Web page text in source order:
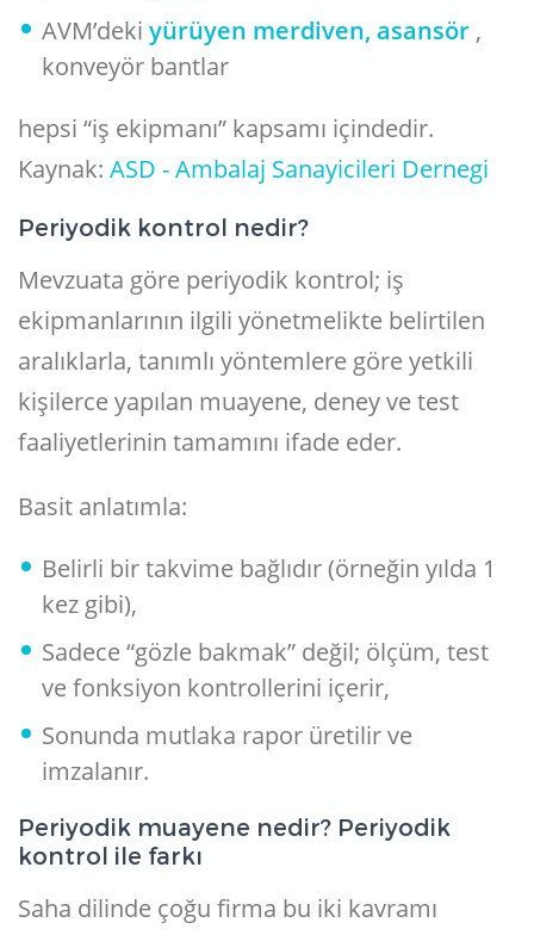
AVM’deki yürüyen merdiven, asansör ,
konveyör bantlar
hepsi “iş ekipmanı” kapsamı içindedir.
Kaynak: ASD - Ambalaj Sanayicileri Dernegi
Periyodik kontrol nedir?
Mevzuata göre periyodik kontrol; iş
ekipmanlarının ilgili yönetmelikte belirtilen
aralıklarla, tanımlı yöntemlere göre yetkili
kişilerce yapılan muayene, deney ve test
faaliyetlerinin tamamını ifade eder.
Basit anlatımla:
Belirli bir takvime bağlıdır (örneğin yılda 1
kez gibi),
Sadece “gözle bakmak” değil; ölçüm, test
ve fonksiyon kontrollerini içerir,
Sonunda mutlaka rapor üretilir ve
imzalanır.
Periyodik muayene nedir? Periyodik
kontrol ile farkı
Saha dilinde çoğu firma bu iki kavramı